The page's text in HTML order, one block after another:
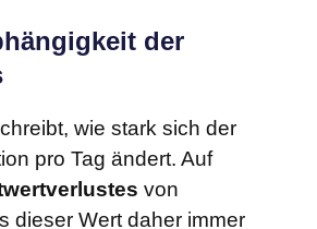
der
wie stark sich der
pro Tag ändert. Auf
von
dieser Wert daher immer